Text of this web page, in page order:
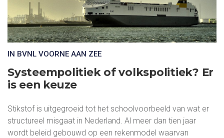
IN BVNL VOORNE AAN ZEE
Systeempolitiek of volkspolitiek? Er
is een keuze
Stikstof is uitgegroeid tot het schoolvoorbeeld van wat er
structureel misgaat in Nederland. Al meer dan tien jaar
wordt beleid gebouwd op een rekenmodel waarvan